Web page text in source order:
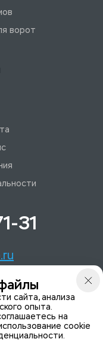
ворот
31
корп. 1
сайта, анализа
опыта.
на
cookie
.